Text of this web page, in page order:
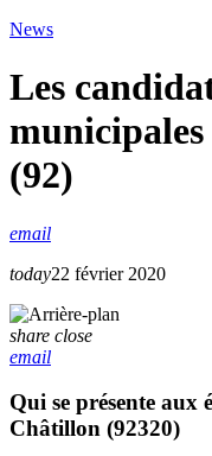
News
Les
(92)
email
today22 février 2020
share close
email
Qui se présente aux
Châtillon (92320)